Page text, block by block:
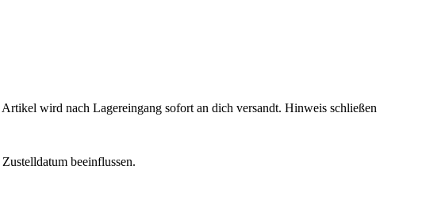
wird nach Lagereingang sofort an dich versandt. Hinweis schließen
beeinflussen.